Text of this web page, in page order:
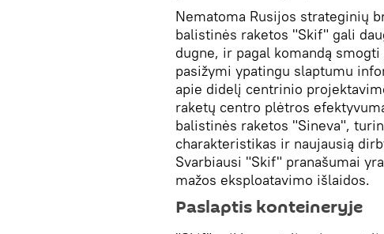
Nematoma Rusijos strateginių
balistinės raketos "Skif" gali
dugne, ir pagal komandą
pasižymi ypatingu slaptumu
apie didelį centrinio
raketų centro plėtros
balistinės raketos "Sineva",
charakteristikas ir naujausią
Svarbiausi "Skif" pranašumai
mažos eksploatavimo išlaidos.
Paslaptis konteineryje